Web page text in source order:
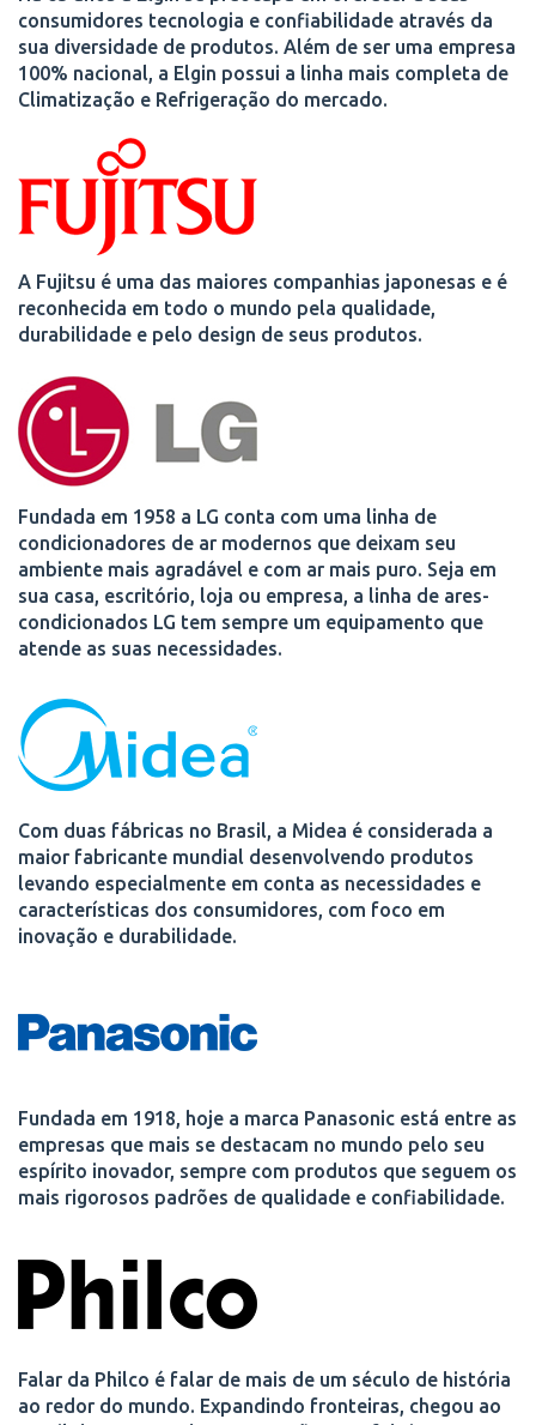
consumidores tecnologia e confiabilidade através da
sua diversidade de produtos. Além de ser uma empresa
100% nacional, a Elgin possui a linha mais completa de
Climatização e Refrigeração do mercado.
A Fujitsu é uma das maiores companhias japonesas e é
reconhecida em todo o mundo pela qualidade,
durabilidade e pelo design de seus produtos.
Fundada em 1958 a LG conta com uma linha de
condicionadores de ar modernos que deixam seu
ambiente mais agradável e com ar mais puro. Seja em
sua casa, escritório, loja ou empresa, a linha de ares-
condicionados LG tem sempre um equipamento que
atende as suas necessidades.
Com duas fábricas no Brasil, a Midea é considerada a
maior fabricante mundial desenvolvendo produtos
levando especialmente em conta as necessidades e
características dos consumidores, com foco em
inovação e durabilidade.
Fundada em 1918, hoje a marca Panasonic está entre as
empresas que mais se destacam no mundo pelo seu
espírito inovador, sempre com produtos que seguem os
mais rigorosos padrões de qualidade e confiabilidade.
Falar da Philco é falar de mais de um século de história
ao redor do mundo. Expandindo fronteiras, chegou ao